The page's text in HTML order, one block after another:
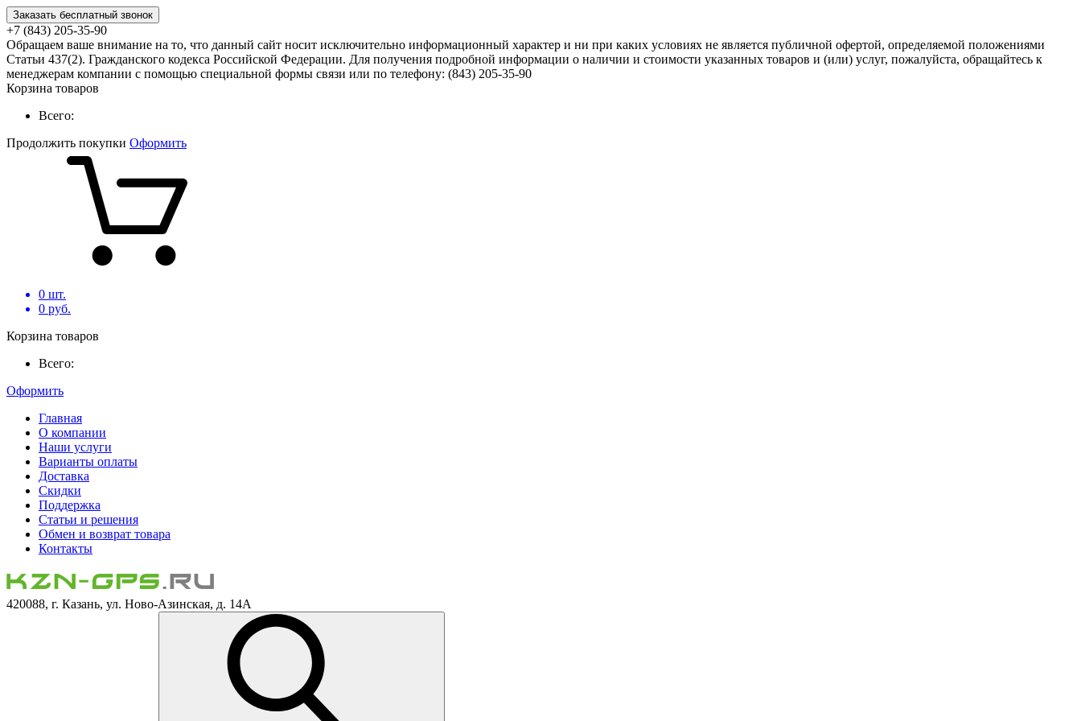
Заказать бесплатный звонок
+7 (843) 205-35-90
Обращаем ваше внимание на то, что данный сайт носит исключительно информационный характер и ни при каких условиях не является публичной офертой, определяемой положениями
Статьи 437(2). Гражданского кодекса Российской Федерации. Для получения подробной информации о наличии и стоимости указанных товаров и (или) услуг, пожалуйста, обращайтесь к
менеджерам компании с помощью специальной формы связи или по телефону: (843) 205-35-90
Корзина товаров
Всего:
Продолжить покупки Оформить
0 шт.
0 руб.
Корзина товаров
Всего:
Оформить
Главная
О компании
Наши услуги
Варианты оплаты
Доставка
Скидки
Поддержка
Статьи и решения
Обмен и возврат товара
Контакты
420088, г. Казань, ул. Ново-Азинская, д. 14А